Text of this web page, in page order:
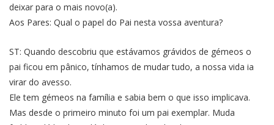
deixar para o mais novo(a).
Aos Pares: Qual o papel do Pai nesta vossa aventura?
ST: Quando descobriu que estávamos grávidos de gémeos o
pai ficou em pânico, tínhamos de mudar tudo, a nossa vida ia
virar do avesso.
Ele tem gémeos na família e sabia bem o que isso implicava.
Mas desde o primeiro minuto foi um pai exemplar. Muda